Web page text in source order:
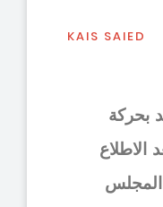
KAIS SAIED
بحركة
بالمجلس الاسلامي الاعلى كعضو منذ 2013. وبعد الاطلاع
اعضاء المجلس